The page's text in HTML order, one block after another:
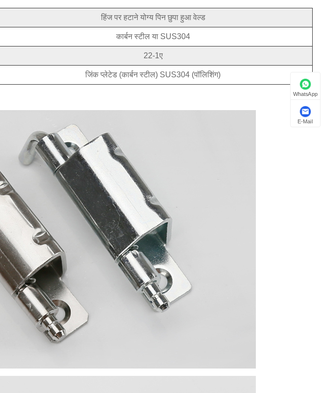
हिंज पर हटाने योग्य पिन छुपा हुआ वेल्ड
कार्बन स्टील या SUS304
22-1ए
जिंक प्लेटेड (कार्बन स्टील) SUS304 (पॉलिशिंग)
WhatsApp
E-Mail